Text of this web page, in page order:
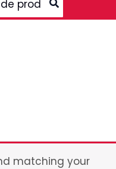
matching your